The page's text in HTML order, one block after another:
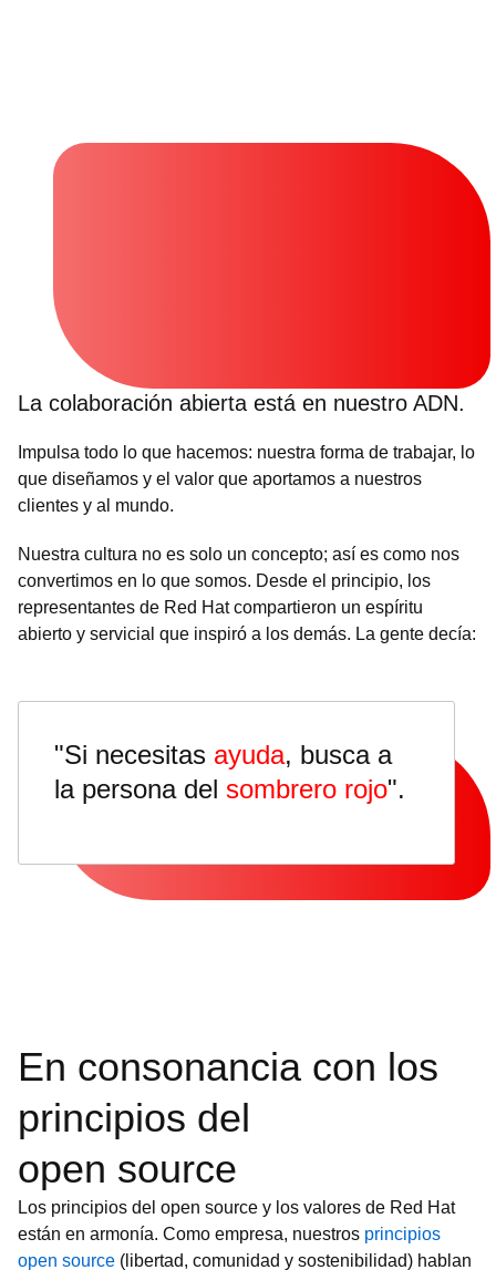
La colaboración abierta está en nuestro ADN.
Impulsa todo lo que hacemos: nuestra forma de trabajar, lo
que diseñamos y el valor que aportamos a nuestros
clientes y al mundo.
Nuestra cultura no es solo un concepto; así es como nos
convertimos en lo que somos. Desde el principio, los
representantes de Red Hat compartieron un espíritu
abierto y servicial que inspiró a los demás. La gente decía:
"Si necesitas ayuda, busca a
la persona del sombrero rojo".
En consonancia con los
principios del
open source
Los principios del open source y los valores de Red Hat
están en armonía. Como empresa, nuestros principios
open source (libertad, comunidad y sostenibilidad) hablan